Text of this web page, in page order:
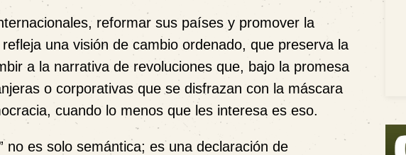
reformar sus países y promover la
una visión de cambio ordenado, que preserva la
a la narrativa de revoluciones que, bajo la promesa
o corporativas que se disfrazan con la máscara
cuando lo menos que les interesa es eso.
no es solo semántica; es una declaración de